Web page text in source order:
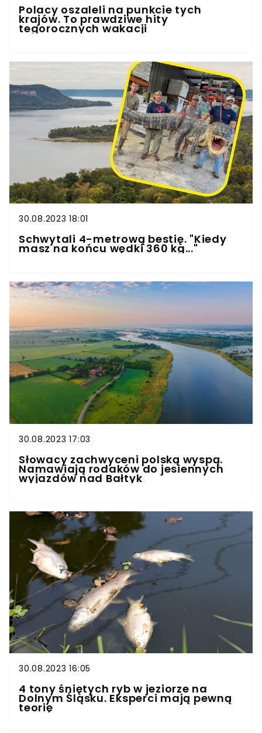
Polacy oszaleli na punkcie tych
krajów. To prawdziwe hity
tegorocznych wakacji
30.08.2023 18:01
Schwytali 4-metrową bestię. "Kiedy
masz na końcu wędki 360 kg..."
30.08.2023 17:03
Słowacy zachwyceni polską wyspą.
Namawiają rodaków do jesiennych
wyjazdów nad Bałtyk
30.08.2023 16:05
4 tony śniętych ryb w jeziorze na
Dolnym Śląsku. Eksperci mają pewną
teorię